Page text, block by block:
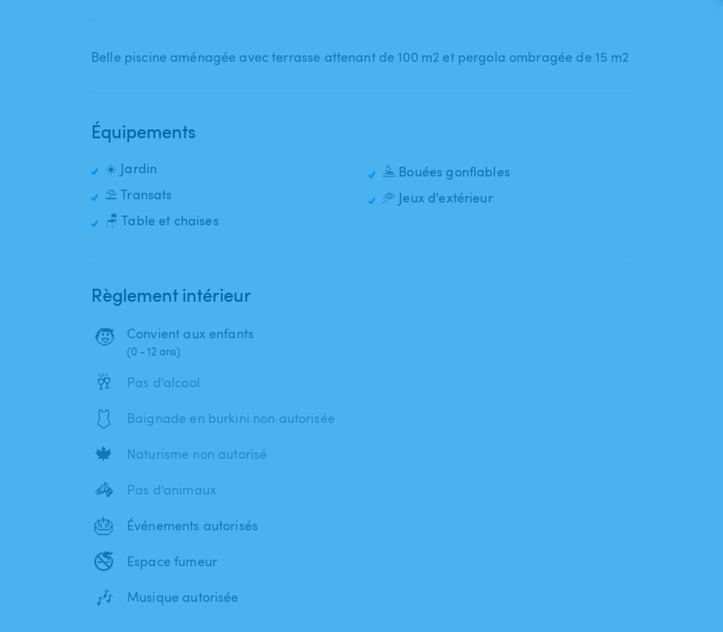
Équipements
☀️ Jardin
⛱️ Transats
🪑 Table et chaises
🤽 Bouées gonflables
🥏 Jeux d'extérieur
Règlement intérieur
🧒 Convient aux enfants
(0 - 12 ans)
🥂 Pas d'alcool
🩱 Baignade en burkini non autorisée
🍁 Naturisme non autorisé
🦓 Pas d'animaux
🎂 Événements autorisés
🚭 Espace fumeur
🎶 Musique autorisée